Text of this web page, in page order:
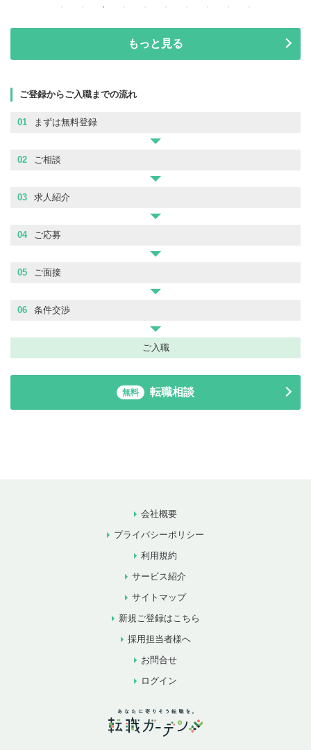
もっと見る
ご登録からご入職までの流れ
01 まずは無料登録
02 ご相談
03 求人紹介
04 ご応募
05 ご面接
06 条件交渉
ご入職
無料 転職相談
会社概要
プライバシーポリシー
利用規約
サービス紹介
サイトマップ
新規ご登録はこちら
採用担当者様へ
お問合せ
ログイン